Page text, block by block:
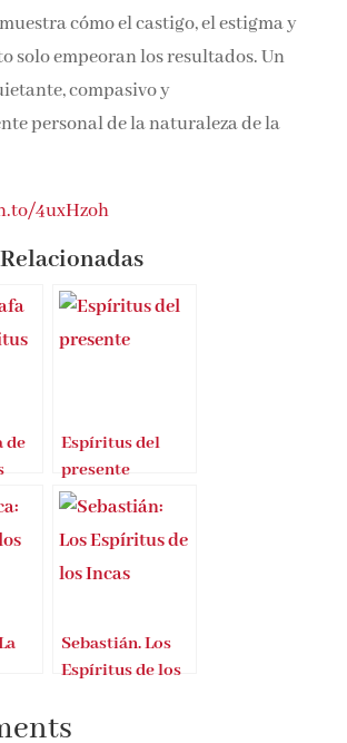
sanación integral de la persona y
cómo el castigo, el estigma
solo empeoran los resultados.
compasivo y
personal de la naturaleza de la
Espíritus del
presente
Sebastián. Los
Incas